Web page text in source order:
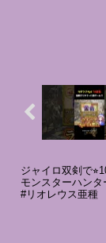
発明で滅びかけた
甦らせ、街の人た
取り戻すことがで
か？さあ、ナノカ
──始まりです！◆
カ」になって、「
街」を1年以内に
なります。発明工
カは「街のお店が
ジャイロ双剣で
モンスターハンタ
#リオレウス亜種